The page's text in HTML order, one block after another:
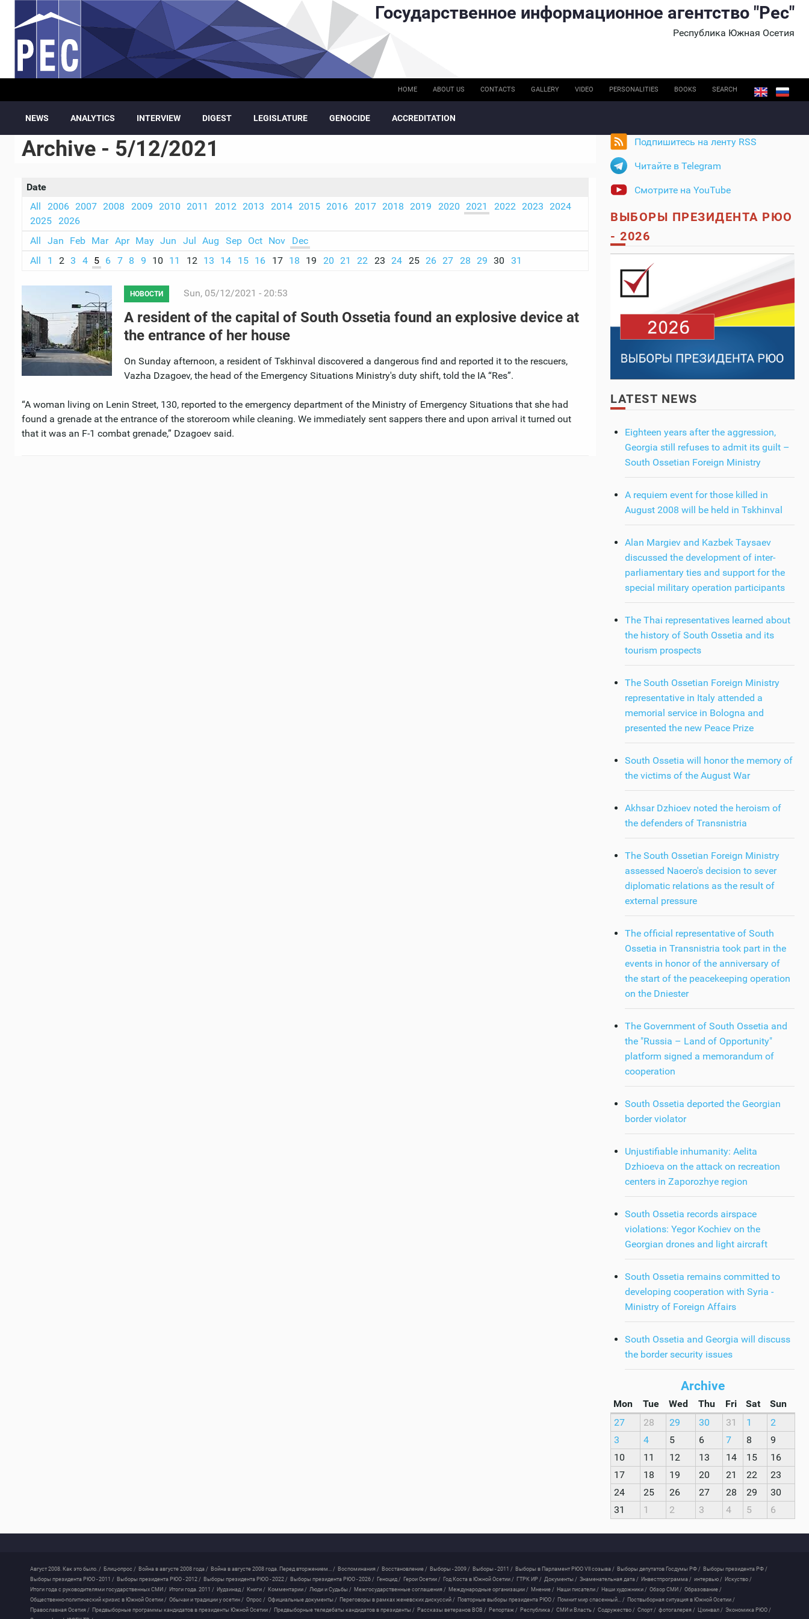
Skip to main content Государственное информационное агентство "Рес"
Республика Южная Осетия
HOME ABOUT US CONTACTS GALLERY VIDEO PERSONALITIES BOOKS SEARCH
NEWS ANALYTICS INTERVIEW DIGEST LEGISLATURE GENOCIDE ACCREDITATION
Archive - 5/12/2021
Date
All
2006 2007 2008 2009 2010 2011 2012 2013 2014 2015 2016 2017 2018 2019 2020 2021 2022 2023
2024
2025
2026
All
Jan Feb Mar Apr May Jun Jul Aug Sep Oct Nov
Dec
All
1 2 3 4 5 6 7 8 9 10 11 12 13 14 15 16 17 18 19 20 21 22 23 24 25 26 27 28 29 30 31
НОВОСТИ Sun, 05/12/2021 - 20:53
A resident of the capital of South Ossetia found an explosive device at
the entrance of her house
On Sunday afternoon, a resident of Tskhinval discovered a dangerous find and reported it to the rescuers,
Vazha Dzagoev, the head of the Emergency Situations Ministry's duty shift, told the IA “Res”.
“A woman living on Lenin Street, 130, reported to the emergency department of the Ministry of Emergency Situations that she had
found a grenade at the entrance of the storeroom while cleaning. We immediately sent sappers there and upon arrival it turned out
that it was an F-1 combat grenade,” Dzagoev said.
Подпишитесь на ленту RSS
Читайте в Telegram
Смотрите на YouTube
ВЫБОРЫ ПРЕЗИДЕНТА РЮО
- 2026
LATEST NEWS
Eighteen years after the aggression,
Georgia still refuses to admit its guilt –
South Ossetian Foreign Ministry
A requiem event for those killed in
August 2008 will be held in Tskhinval
Alan Margiev and Kazbek Taysaev
discussed the development of inter-
parliamentary ties and support for the
special military operation participants
The Thai representatives learned about
the history of South Ossetia and its
tourism prospects
The South Ossetian Foreign Ministry
representative in Italy attended a
memorial service in Bologna and
presented the new Peace Prize
South Ossetia will honor the memory of
the victims of the August War
Akhsar Dzhioev noted the heroism of
the defenders of Transnistria
The South Ossetian Foreign Ministry
assessed Naoero's decision to sever
diplomatic relations as the result of
external pressure
The official representative of South
Ossetia in Transnistria took part in the
events in honor of the anniversary of
the start of the peacekeeping operation
on the Dniester
The Government of South Ossetia and
the "Russia – Land of Opportunity"
platform signed a memorandum of
cooperation
South Ossetia deported the Georgian
border violator
Unjustifiable inhumanity: Aelita
Dzhioeva on the attack on recreation
centers in Zaporozhye region
South Ossetia records airspace
violations: Yegor Kochiev on the
Georgian drones and light aircraft
South Ossetia remains committed to
developing cooperation with Syria -
Ministry of Foreign Affairs
South Ossetia and Georgia will discuss
the border security issues
Archive
Mon Tue Wed Thu Fri Sat
Sun
27
28 29 30 31 1
2
3
4 5 6 7 8
9
10
11 12 13 14 15
16
17
18 19 20 21 22
23
24
25 26 27 28 29
30
31
1 2 3 4 5 6
Август 2008. Как это было. / Блиц-опрос / Война в августе 2008 года / Война в августе 2008 года. Перед вторжением... / Воспоминания / Восстановление / Выборы - 2009 / Выборы - 2011 / Выборы в Парламент РЮО VII созыва / Выборы депутатов Госдумы РФ / Выборы президента РФ /
Выборы президента РЮО - 2011 / Выборы президента РЮО - 2012 / Выборы президента РЮО - 2022 / Выборы президента РЮО - 2026 / Геноцид / Герои Осетии / Год Коста в Южной Осетии / ГТРК ИР / Документы / Знаменательная дата / Инвестпрограмма / интервью / Искуство /
Итоги года с руководителями государственных СМИ / Итоги года. 2011 / Иудзинад / Книги / Комментарии / Люди и Судьбы / Межгосударственные соглашения / Международные организации / Мнение / Наши писатели / Наши художники / Обзор СМИ / Образование /
Общественно-политический кризис в Южной Осетии / Обычаи и традиции у осетин / Опрос / Официальные документы / Переговоры в рамках женевских дискуссий / Повторные выборы президента РЮО / Помнит мир спасенный... / Поствыборная ситуация в Южной Осетии /
Православная Осетия / Предвыборные программы кандидатов в президенты Южной Осетии / Предвыборные теледебаты кандидатов в президенты / Рассказы ветеранов ВОВ / Репортаж / Республика / СМИ и Власть / Содружество / Спорт / фотогалерея / Цхинвал / Экономика РЮО /